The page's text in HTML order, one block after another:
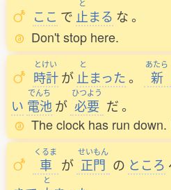
ここ で
と
止まる な。
Don't stop here.
とけい
時計 が
と
止まった。
あたら
新
い
でんち
電池 が
ひつよう
必要 だ。
The clock has run
くるま
車 が
せいもん
正門 の ところ
と